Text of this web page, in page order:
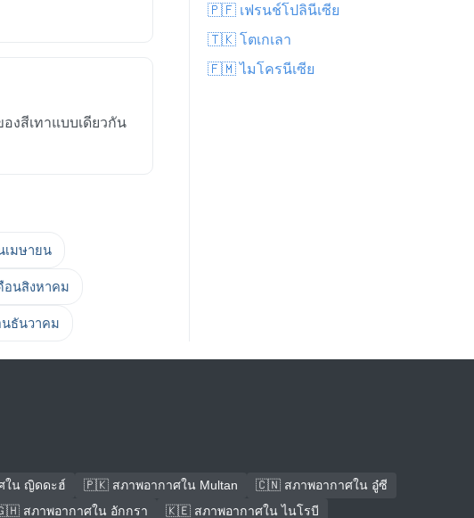
งสีเทาแบบเดียวกัน
เมษายน
อนสิงหาคม
นธันวาคม
🇵🇫 เฟรนช์โปลินีเซีย
🇹🇰 โตเกเลา
🇫🇲 ไมโครนีเซีย
น ญิดดะฮ์ 🇵🇰 สภาพอากาศใน Multan
🇨🇳 สภาพอากาศใน อู๋ซี
สภาพอากาศใน อักกรา
🇰🇪 สภาพอากาศใน ไนโรบี